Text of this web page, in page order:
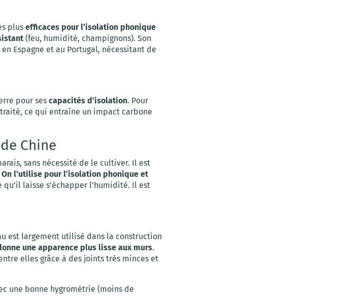
plus efficaces pour l’isolation phonique
(feu, humidité, champignons). Son
Espagne et au Portugal, nécessitant de
pour ses capacités d’isolation. Pour
ce qui entraîne un impact carbone
Chine
sans nécessité de le cultiver. Il est
On l’utilise pour l’isolation phonique et
laisse s’échapper l’humidité. Il est
est largement utilisé dans la construction
une apparence plus lisse aux murs.
elles grâce à des joints très minces et
une bonne hygrométrie (moins de